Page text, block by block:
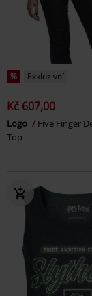
% Exkluzivní
Kč 607,00
Logo
Five Finger
Top